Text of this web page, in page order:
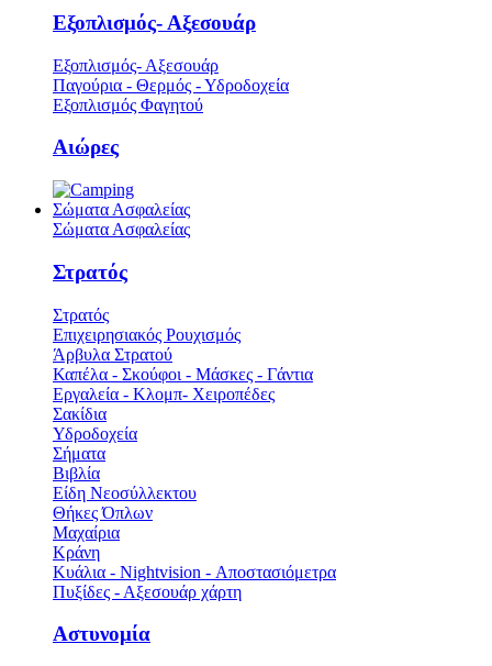
Εξοπλισμός- Αξεσουάρ
Εξοπλισμός- Αξεσουάρ
Παγούρια - Θερμός - Υδροδοχεία
Εξοπλισμός Φαγητού
Αιώρες
Σώματα Ασφαλείας
Σώματα Ασφαλείας
Στρατός
Στρατός
Επιχειρησιακός Ρουχισμός
Άρβυλα Στρατού
Καπέλα - Σκούφοι - Μάσκες - Γάντια
Εργαλεία - Κλομπ- Χειροπέδες
Σακίδια
Υδροδοχεία
Σήματα
Βιβλία
Είδη Νεοσύλλεκτου
Θήκες Όπλων
Μαχαίρια
Κράνη
Κυάλια - Nightvision - Αποστασιόμετρα
Πυξίδες - Αξεσουάρ χάρτη
Αστυνομία